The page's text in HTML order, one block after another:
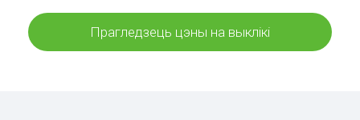
Прагледзець цэны на выклікі